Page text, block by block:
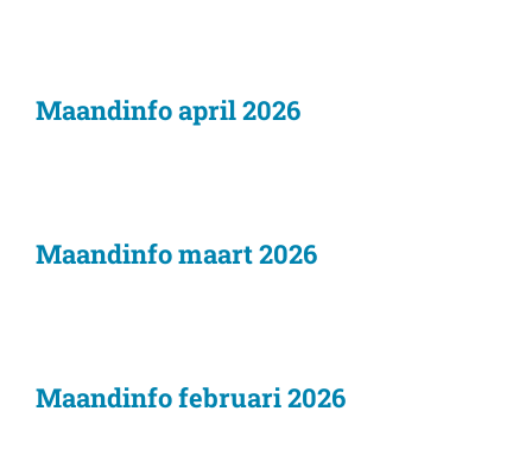
Maandinfo april 2026
Maandinfo maart 2026
Maandinfo februari 2026